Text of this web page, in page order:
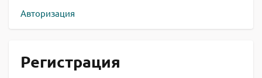
Авторизация
Регистрация